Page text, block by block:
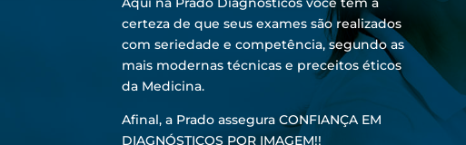
certeza de que seus exames são realizados
com seriedade e competência, segundo as
mais modernas técnicas e preceitos éticos
da Medicina.
Afinal, a Prado assegura CONFIANÇA EM
DIAGNÓSTICOS POR IMAGEM!!